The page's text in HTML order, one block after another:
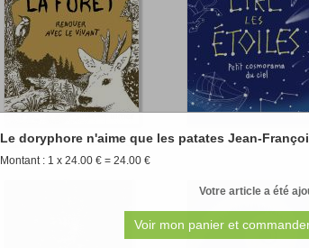
Le doryphore n'aime que les patates Jean-
Montant : 1 x 24.00 € = 24.00 €
Votre article a été
11.90 € 11.90 €